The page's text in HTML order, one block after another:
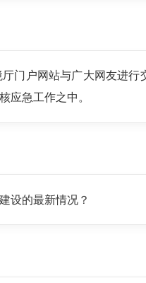
门户网站与广大网友进
应急工作之中。
设的最新情况？